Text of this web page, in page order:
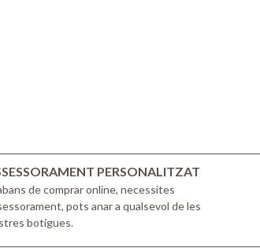
PERSONALITZAT
de comprar online, necessites
pots anar a qualsevol de les
botigues.